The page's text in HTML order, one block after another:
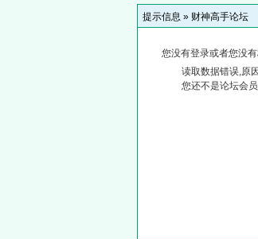
提示信息 » 财神高手论坛
您没有登录或者您没
读取数据错误,原
您还不是论坛会